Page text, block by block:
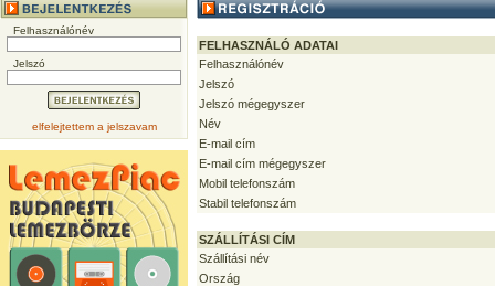
Felhasználónév
Jelszó
elfelejtettem a jelszavam
FELHASZNÁLÓ ADATAI
Felhasználónév
Jelszó
Jelszó mégegyszer
Név
E-mail cím
E-mail cím mégegyszer
Mobil telefonszám
Stabil telefonszám
SZÁLLÍTÁSI CÍM
Szállítási név
Ország